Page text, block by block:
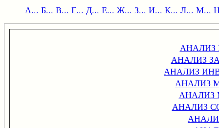
А... Б... В... Г... Д... Е... Ж... З... И... К... Л... М...
АНАЛИЗ
АНАЛИЗ
АНАЛИЗ
АНАЛИЗ
АНАЛИЗ